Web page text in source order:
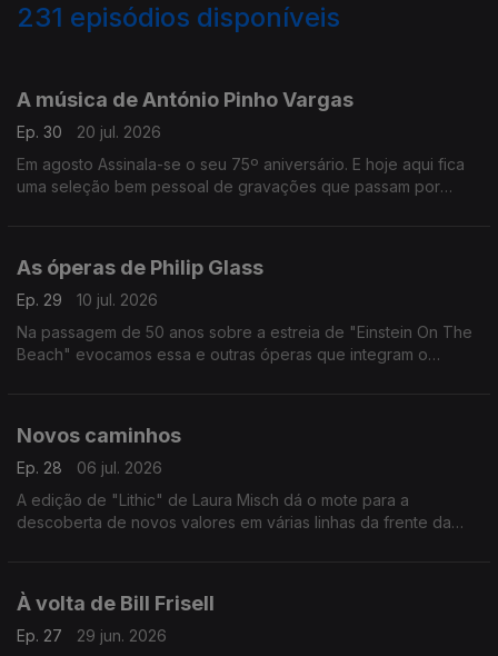
231 episódios disponíveis
A música de António Pinho Vargas
Ep. 30
20 jul. 2026
Em agosto Assinala-se o seu 75º aniversário. E hoje aqui fica
uma seleção bem pessoal de gravações que passam por
As óperas de Philip Glass
Ep. 29
10 jul. 2026
Na passagem de 50 anos sobre a estreia de "Einstein On The
Beach" evocamos essa e outras óperas que integram o
Novos caminhos
Ep. 28
06 jul. 2026
A edição de "Lithic" de Laura Misch dá o mote para a
descoberta de novos valores em várias linhas da frente da
À volta de Bill Frisell
Ep. 27
29 jun. 2026